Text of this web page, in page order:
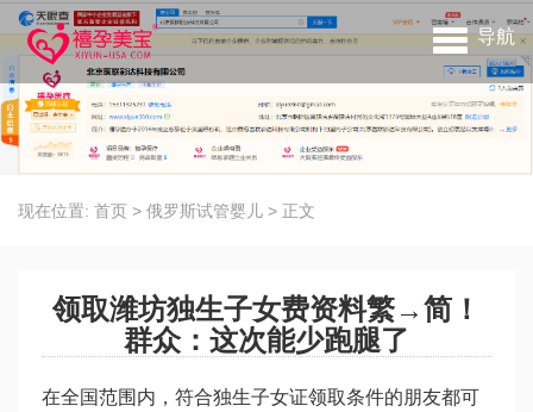
导航
现在位置: 首页 > 俄罗斯试管婴儿 > 正文
领取潍坊独生子女费资料繁→简！
群众：这次能少跑腿了
在全国范围内，符合独生子女证领取条件的朋友都可